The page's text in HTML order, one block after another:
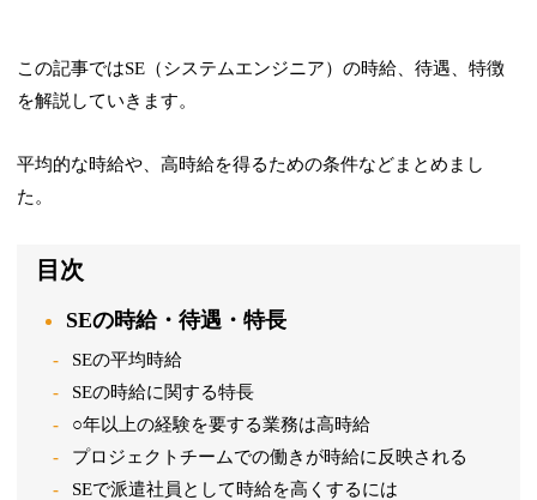
この記事ではSE（システムエンジニア）の時給、待遇、特徴
を解説していきます。
平均的な時給や、高時給を得るための条件などまとめまし
た。
目次
SEの時給・待遇・特長
SEの平均時給
SEの時給に関する特長
○年以上の経験を要する業務は高時給
プロジェクトチームでの働きが時給に反映される
SEで派遣社員として時給を高くするには